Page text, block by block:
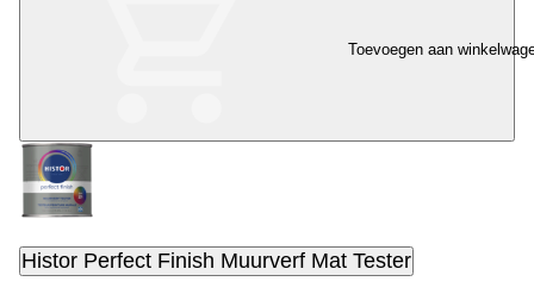
Toevoegen aan
Histor Perfect Finish Muurverf Mat Tester